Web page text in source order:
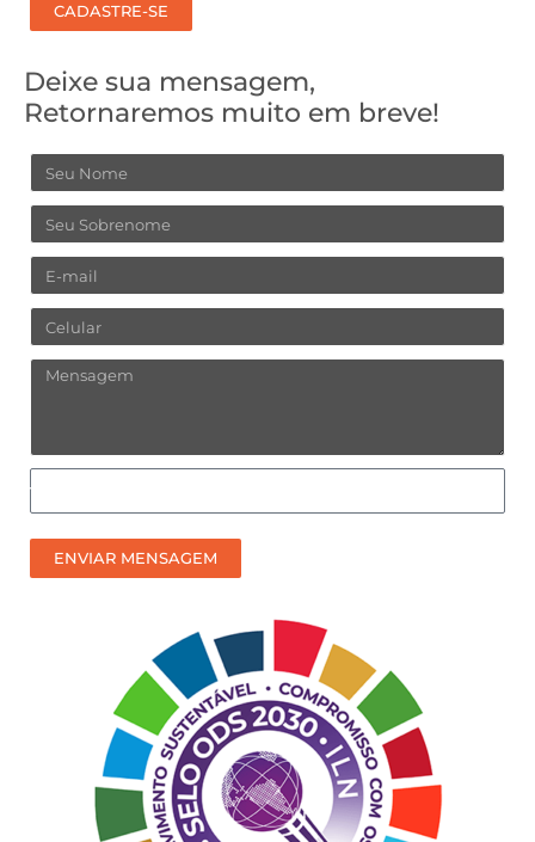
CADASTRE-SE
Deixe sua mensagem,
Retornaremos muito em breve!
Nome
Sobrenome
Email
Celular
Mensagem
Como
prefere
receber
nosso
ENVIAR MENSAGEM